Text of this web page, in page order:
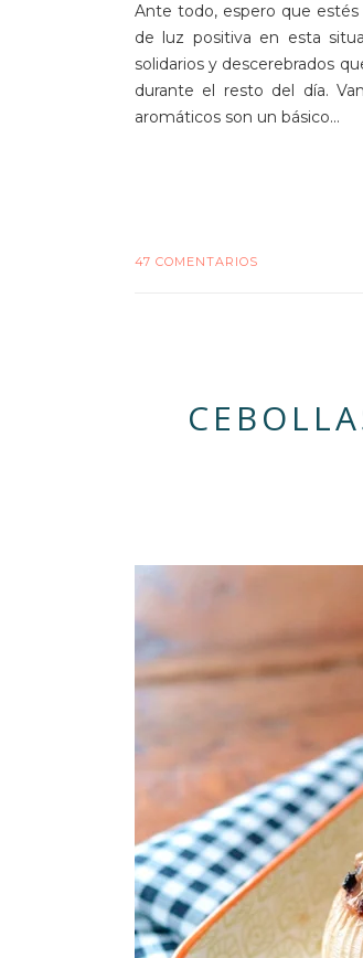
Ante todo, espero que
de luz positiva en esta
solidarios y descerebrados
durante el resto del día.
aromáticos son un básico...
47 COMENTARIOS